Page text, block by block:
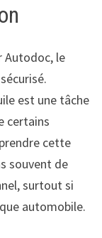
Autodoc, le
est une tâche
certains
cette
souvent de
surtout si
automobile.